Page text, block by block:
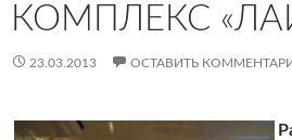
КОМПЛЕКС
23.03.2013 ОСТАВИТЬ